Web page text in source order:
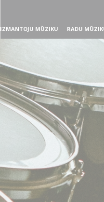
IZMANTOJU MŪZIKU RADU